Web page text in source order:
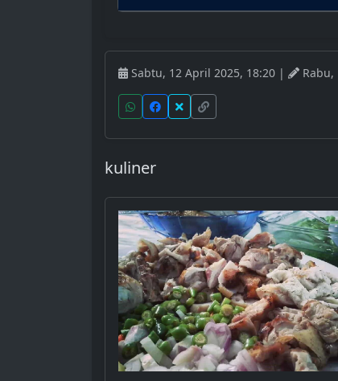
Sabtu, 12 April 2025, 18:20 |
kuliner